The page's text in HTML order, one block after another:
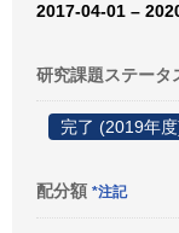
2017-04-01 –
研究課題ステータ
完了 (2019年
配分額 *注記